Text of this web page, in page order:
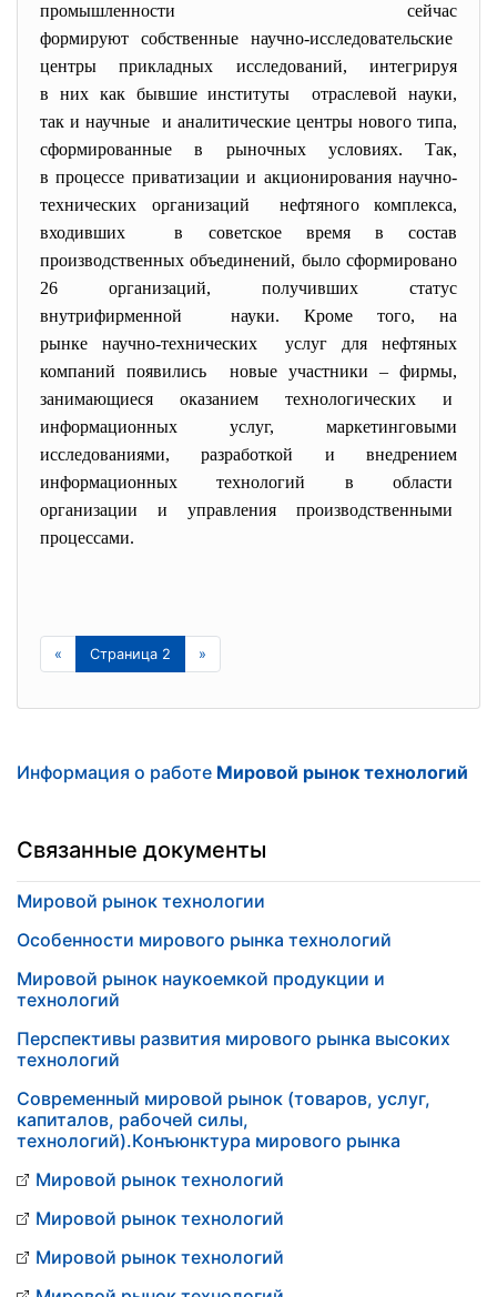
промышленности сейчас
формируют собственные научно-исследовательские
центры прикладных исследований, интегрируя
в них как бывшие институты отраслевой науки,
так и научные и аналитические центры нового типа,
сформированные в рыночных условиях. Так,
в процессе приватизации и акционирования научно-
технических организаций нефтяного комплекса,
входивших в советское время в состав
производственных объединений, было сформировано
26 организаций, получивших статус
внутрифирменной науки. Кроме того, на
рынке научно-технических услуг для нефтяных
компаний появились новые участники – фирмы,
занимающиеся оказанием технологических и
информационных услуг, маркетинговыми
исследованиями, разработкой и внедрением
информационных технологий в области
организации и управления производственными
процессами.
« Страница 2 »
Информация о работе Мировой рынок технологий
Связанные документы
Мировой рынок технологии
Особенности мирового рынка технологий
Мировой рынок наукоемкой продукции и
технологий
Перспективы развития мирового рынка высоких
технологий
Современный мировой рынок (товаров, услуг,
капиталов, рабочей силы,
технологий).Конъюнктура мирового рынка
Мировой рынок технологий
Мировой рынок технологий
Мировой рынок технологий